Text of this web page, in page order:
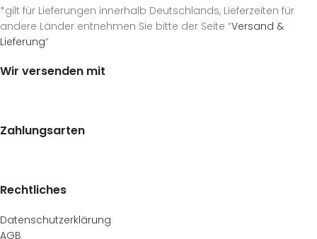
*gilt für Lieferungen innerhalb Deutschlands, Lieferzeiten für
andere Länder entnehmen Sie bitte der Seite “Versand &
Lieferung“
Wir versenden mit
Zahlungsarten
Rechtliches
Datenschutzerklärung
AGB